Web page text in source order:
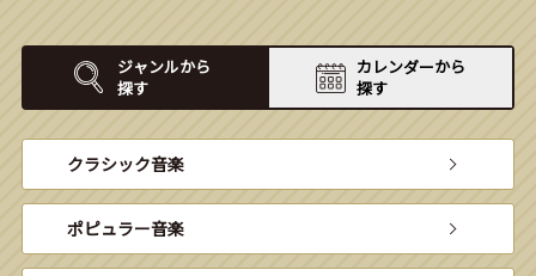
ジャンルから
探す
カレンダーから
探す
クラシック音楽
ポピュラー音楽